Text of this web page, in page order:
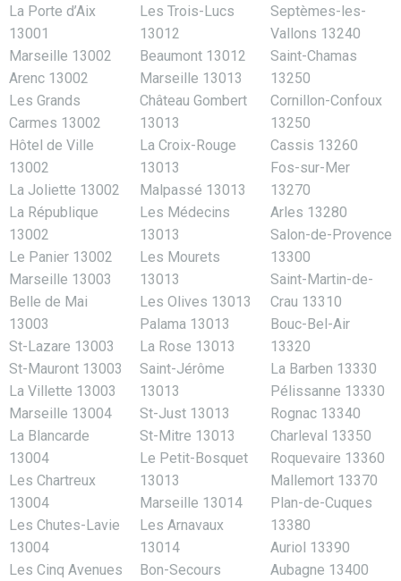
La Porte d’Aix
13001
Marseille 13002
Arenc 13002
Les Grands
Carmes 13002
Hôtel de Ville
13002
La Joliette 13002
La République
13002
Le Panier 13002
Marseille 13003
Belle de Mai
13003
St-Lazare 13003
St-Mauront 13003
La Villette 13003
Marseille 13004
La Blancarde
13004
Les Chartreux
13004
Les Chutes-Lavie
13004
Les Cinq Avenues
Les Trois-Lucs
13012
Beaumont 13012
Marseille 13013
Château Gombert
13013
La Croix-Rouge
13013
Malpassé 13013
Les Médecins
13013
Les Mourets
13013
Les Olives 13013
Palama 13013
La Rose 13013
Saint-Jérôme
13013
St-Just 13013
St-Mitre 13013
Le Petit-Bosquet
13013
Marseille 13014
Les Arnavaux
13014
Bon-Secours
Septèmes-les-
Vallons 13240
Saint-Chamas
13250
Cornillon-Confoux
13250
Cassis 13260
Fos-sur-Mer
13270
Arles 13280
Salon-de-Provence
13300
Saint-Martin-de-
Crau 13310
Bouc-Bel-Air
13320
La Barben 13330
Pélissanne 13330
Rognac 13340
Charleval 13350
Roquevaire 13360
Mallemort 13370
Plan-de-Cuques
13380
Auriol 13390
Aubagne 13400